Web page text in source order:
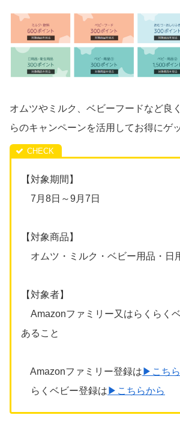
オムツやミルク、ベビーフードなど良
らのキャンペーンを活用してお得にゲ
【対象期間】
7月8日～9月7日
【対象商品】
オムツ・ミルク・ベビー用品・日
【対象者】
Amazonファミリー又はらくらく
あること
Amazonファミリー登録は ▶こち
らくベビー登録は ▶こちらから